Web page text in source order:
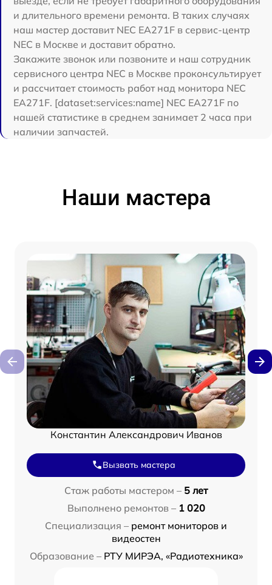
и длительного времени ремонта. В таких случаях
наш мастер доставит NEC EA271F в сервис-центр
NEC в Москве и доставит обратно.
Закажите звонок или позвоните и наш сотрудник
сервисного центра NEC в Москве проконсультирует
и рассчитает стоимость работ над монитора NEC
EA271F. [dataset:services:name] NEC EA271F по
нашей статистике в среднем занимает 2 часа при
наличии запчастей.
Наши мастера
Константин Александрович Иванов
Вызвать мастера
Стаж работы мастером – 5 лет
Выполнено ремонтов – 1 020
Специализация – ремонт мониторов и
видеостен
Образование – РТУ МИРЭА, «Радиотехника»